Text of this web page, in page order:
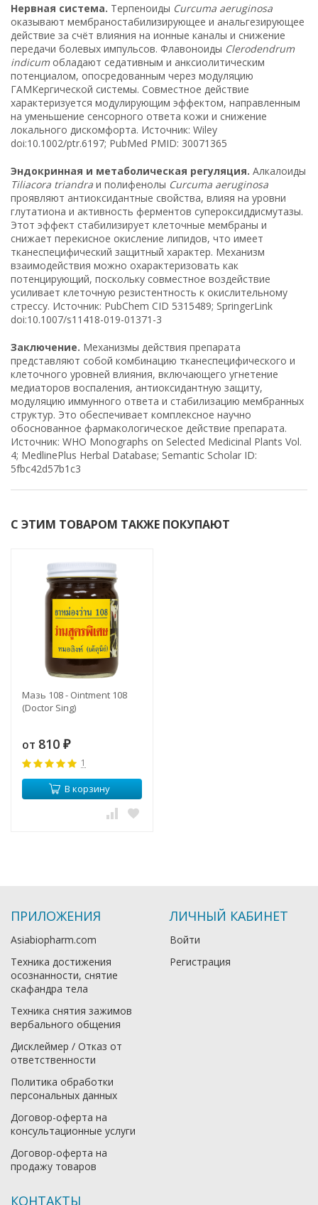
Нервная система. Терпеноиды Curcuma aeruginosa
оказывают мембраностабилизирующее и анальгезирующее
действие за счёт влияния на ионные каналы и снижение
передачи болевых импульсов. Флавоноиды Clerodendrum
indicum обладают седативным и анксиолитическим
потенциалом, опосредованным через модуляцию
ГАМКергической системы. Совместное действие
характеризуется модулирующим эффектом, направленным
на уменьшение сенсорного ответа кожи и снижение
локального дискомфорта. Источник: Wiley
doi:10.1002/ptr.6197; PubMed PMID: 30071365
Эндокринная и метаболическая регуляция. Алкалоиды
Tiliacora triandra и полифенолы Curcuma aeruginosa
проявляют антиоксидантные свойства, влияя на уровни
глутатиона и активность ферментов супероксиддисмутазы.
Этот эффект стабилизирует клеточные мембраны и
снижает перекисное окисление липидов, что имеет
тканеспецифический защитный характер. Механизм
взаимодействия можно охарактеризовать как
потенцирующий, поскольку совместное воздействие
усиливает клеточную резистентность к окислительному
стрессу. Источник: PubChem CID 5315489; SpringerLink
doi:10.1007/s11418-019-01371-3
Заключение. Механизмы действия препарата
представляют собой комбинацию тканеспецифического и
клеточного уровней влияния, включающего угнетение
медиаторов воспаления, антиоксидантную защиту,
модуляцию иммунного ответа и стабилизацию мембранных
структур. Это обеспечивает комплексное научно
обоснованное фармакологическое действие препарата.
Источник: WHO Monographs on Selected Medicinal Plants Vol.
4; MedlinePlus Herbal Database; Semantic Scholar ID:
5fbc42d57b1c3
С ЭТИМ ТОВАРОМ ТАКЖЕ ПОКУПАЮТ
Мазь 108 - Ointment 108
(Doctor Sing)
от 810 ₽
1
В корзину
ПРИЛОЖЕНИЯ
Asiabiopharm.com
Техника достижения
осознанности, снятие
скафандра тела
Техника снятия зажимов
вербального общения
Дисклеймер / Отказ от
ответственности
Политика обработки
персональных данных
Договор-оферта на
консультационные услуги
Договор-оферта на
продажу товаров
ЛИЧНЫЙ КАБИНЕТ
Войти
Регистрация
КОНТАКТЫ